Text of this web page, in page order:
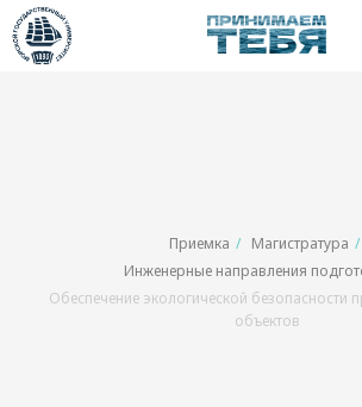
Приемка / Магистратура /
Инженерные направления
Обеспечение экологической безопасности
объектов